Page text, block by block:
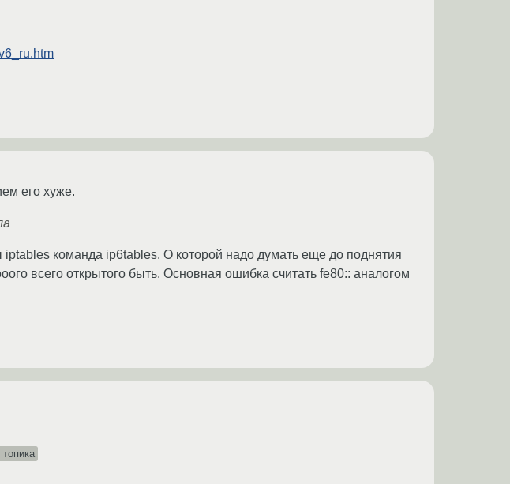
его хуже.
команда ip6tables. О которой надо думать еще до поднятия
всего открытого быть. Основная ошибка считать fe80:: аналогом
топика